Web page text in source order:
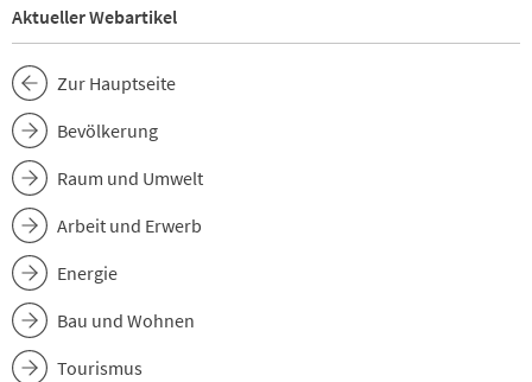
Aktueller Webartikel
Zur Hauptseite
Bevölkerung
Raum und Umwelt
Arbeit und Erwerb
Energie
Bau und Wohnen
Tourismus